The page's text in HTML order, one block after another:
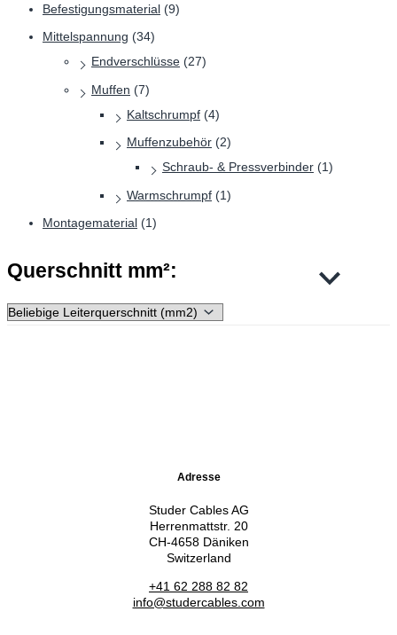
Befestigungsmaterial (9)
Mittelspannung (34)
Endverschlüsse (27)
Muffen (7)
Kaltschrumpf (4)
Muffenzubehör (2)
Schraub- & Pressverbinder (1)
Warmschrumpf (1)
Montagematerial (1)
Querschnitt mm²:
Adresse
Studer Cables AG
Herrenmattstr. 20
CH-4658 Däniken
Switzerland
+41 62 288 82 82
info@studercables.com